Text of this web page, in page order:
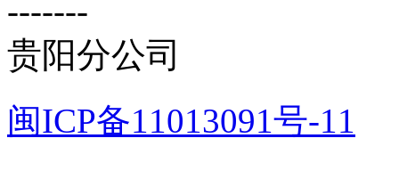
-------
贵阳分公司
闽ICP备11013091号-11